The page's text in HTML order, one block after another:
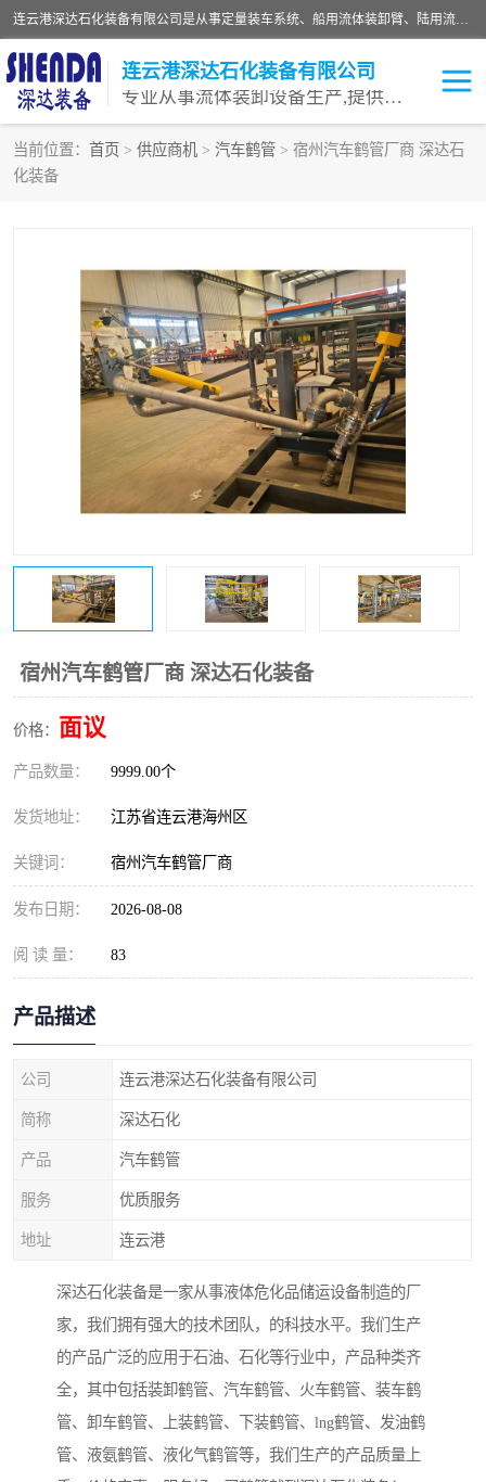
连云港深达石化装备有限公司是从事定量装车系统、船用流体装卸臂、陆用流体装卸臂（鹤管）、活动梯、钢构平台等全系列流体装卸设备的设计、制造、销售以及服务的专业供应商。公司始终以客户为中心，密切跟踪国内外油气储运及装卸设备先进技术的发展，以先进的技术、优质的产品、一流的服务，满足客户需求。
连云港深达石化装备有限公司
专业从事流体装卸设备生产,提供全面解决方案，生产与定制服务
当前位置： 首页 > 供应商机 > 汽车鹤管 > 宿州汽车鹤管厂商 深达石
化装备
宿州汽车鹤管厂商 深达石化装备
价格： 面议
产品数量： 9999.00个
发货地址： 江苏省连云港海州区
关键词： 宿州汽车鹤管厂商
发布日期： 2026-08-08
阅 读 量： 83
产品描述
公司 连云港深达石化装备有限公司
简称 深达石化
产品 汽车鹤管
服务 优质服务
地址 连云港
深达石化装备是一家从事液体危化品储运设备制造的厂
家，我们拥有强大的技术团队，的科技水平。我们生产
的产品广泛的应用于石油、石化等行业中，产品种类齐
全，其中包括装卸鹤管、汽车鹤管、火车鹤管、装车鹤
管、卸车鹤管、上装鹤管、下装鹤管、lng鹤管、发油鹤
管、液氨鹤管、液化气鹤管等，我们生产的产品质量上
鹤管
液氨装鹤管 潜油泵鹤管
流体装卸臂 输油臂
撬装鹤管 汽车鹤管